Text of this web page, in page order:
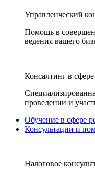
Управленческий
Помощь в
ведения вашего
Консалтинг в
проведении и
Обучение в сфере
Консультации и
Налоговое